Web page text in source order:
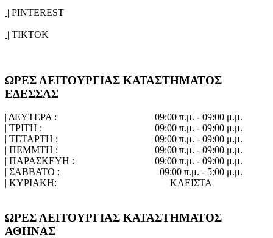
| PINTEREST
| TIKTOK
ΩΡΕΣ ΛΕΙΤΟΥΡΓΙΑΣ ΚΑΤΑΣΤΗΜΑΤΟΣ
ΕΔΕΣΣΑΣ
| ΔΕΥΤΕΡΑ :
09:00 π.μ. - 09:00 μ.μ.
| ΤΡΙΤΗ :
09:00 π.μ. - 09:00 μ.μ.
| ΤΕΤΑΡΤΗ :
09:00 π.μ. - 09:00 μ.μ.
| ΠΕΜΜΤΗ :
09:00 π.μ. - 09:00 μ.μ.
| ΠΑΡΑΣΚΕΥΗ :
09:00 π.μ. - 09:00 μ.μ.
| ΣΑΒΒΑΤΟ :
09:00 π.μ. - 5:00 μ.μ.
| ΚΥΡΙΑΚΗ:
ΚΛΕΙΣΤΑ
ΩΡΕΣ ΛΕΙΤΟΥΡΓΙΑΣ ΚΑΤΑΣΤΗΜΑΤΟΣ
ΑΘΗΝΑΣ